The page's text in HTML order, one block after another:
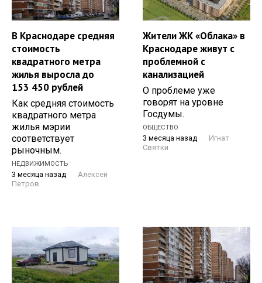
В Краснодаре средняя
стоимость
квадратного метра
жилья выросла до
153 450 рублей
Как средняя стоимость
квадратного метра
жилья мэрии
соответствует
рыночным.
НЕДВИЖИМОСТЬ
3 месяца назад
Алексей
Петров
Жители ЖК «Облака» в
Краснодаре живут с
проблемной с
канализацией
О проблеме уже
говорят на уровне
Госдумы.
ОБЩЕСТВО
3 месяца назад
Игнат
Святки